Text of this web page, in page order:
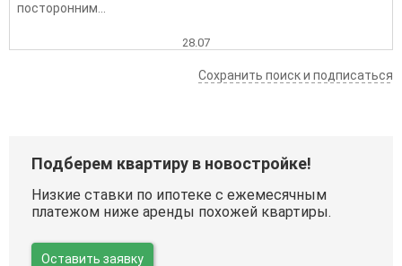
посторонним...
28.07
Сохранить поиск и подписаться
Подберем квартиру в новостройке!
Низкие ставки по ипотеке с ежемесячным
платежом ниже аренды похожей квартиры.
Оставить заявку